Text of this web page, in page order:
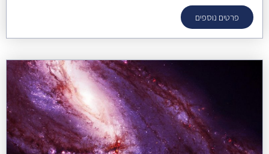
פרטים נוספים